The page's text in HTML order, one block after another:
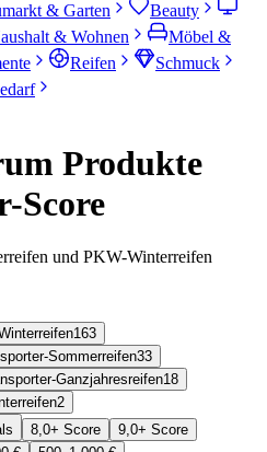
& Garten
Beauty
& Wohnen
Möbel &
Reifen
Schmuck
Produkte
Score
und PKW-Winterreifen
163
Sommerreifen33
Ganzjahresreifen18
2
8,0+ Score
9,0+ Score